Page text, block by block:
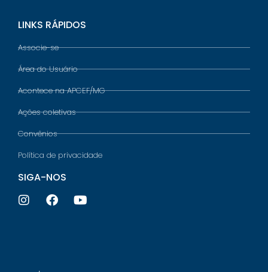
LINKS RÁPIDOS
Associe-se
Área do Usuário
Acontece na APCEF/MG
Ações coletivas
Convênios
Política de privacidade
SIGA-NOS